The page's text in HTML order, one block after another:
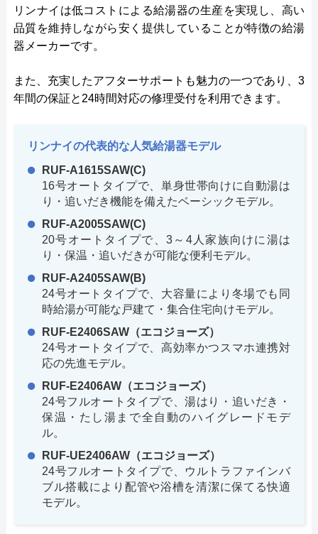
リンナイは低コストによる給湯器の生産を実現し、高い
品質を維持しながら安く提供していることが特徴の給湯
器メーカーです。
また、充実したアフターサポートも魅力の一つであり、3
年間の保証と24時間対応の修理受付を利用できます。
リンナイの代表的な人気給湯器モデル
RUF-A1615SAW(C)
16号オートタイプで、単身世帯向けに自動湯は
り・追いだき機能を備えたベーシックモデル。
RUF-A2005SAW(C)
20号オートタイプで、3～4人家族向けに湯は
り・保温・追いだきが可能な便利モデル。
RUF-A2405SAW(B)
24号オートタイプで、大容量により冬場でも同
時給湯が可能な戸建て・集合住宅向けモデル。
RUF-E2406SAW（エコジョーズ）
24号オートタイプで、高効率かつスマホ連携対
応の先進モデル。
RUF-E2406AW（エコジョーズ）
24号フルオートタイプで、湯はり・追いだき・
保温・たし湯まで全自動のハイグレードモデ
ル。
RUF-UE2406AW（エコジョーズ）
24号フルオートタイプで、ウルトラファインバ
ブル搭載により配管や浴槽を清潔に保てる快適
モデル。